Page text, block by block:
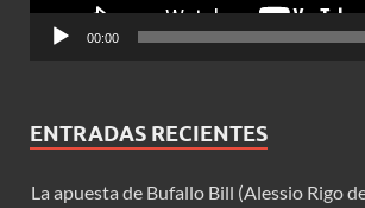
00:00
ENTRADAS RECIENTES
La apuesta de Bufallo Bill (Alessio Rigo